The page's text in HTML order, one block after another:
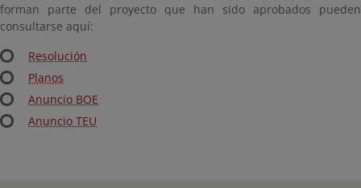
forman parte del proyecto que han sido aprobados pueden
consultarse aquí:
Resolución
Planos
Anuncio BOE
Anuncio TEU